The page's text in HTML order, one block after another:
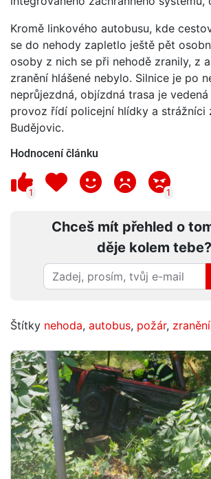
Kromě linkového autobusu, kde
se do nehody zapletlo ještě pět
osoby z nich se při nehodě zranily, z
zranění hlášené nebylo. Silnice je po
neprůjezdná, objízdná trasa je
provoz řídí policejní hlídky a strážníci
Budějovic.
Hodnocení článku
1 1
Chceš mít přehled o
děje kolem tebe?
Štítky nehoda, autobus, požár, zranění